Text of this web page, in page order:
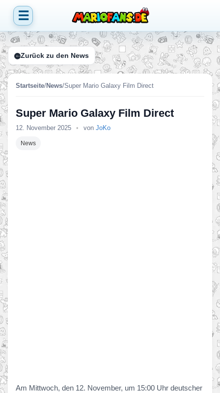
☰
Zurück zu den News
Startseite/News/Super Mario Galaxy Film Direct
Super Mario Galaxy Film Direct
12. November 2025 • von JoKo
News
Am Mittwoch, den 12. November, um 15:00 Uhr deutscher